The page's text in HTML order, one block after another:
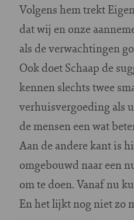
Volgens hem trekt
dat wij en onze
als de verwachtingen
Ook doet Schaap de
kennen slechts twee
verhuisvergoeding als
de mensen een wat
Aan de andere kant is
omgebouwd naar een
om te doen. Vanaf nu
En het lijkt nog niet zo